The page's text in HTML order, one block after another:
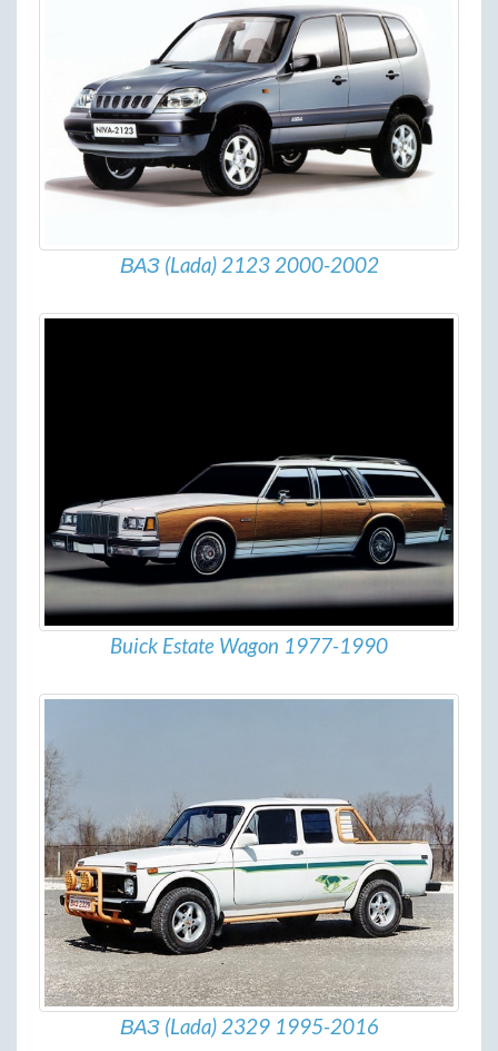
ВАЗ (Lada) 2123 2000-2002
Buick Estate Wagon 1977-1990
ВАЗ (Lada) 2329 1995-2016